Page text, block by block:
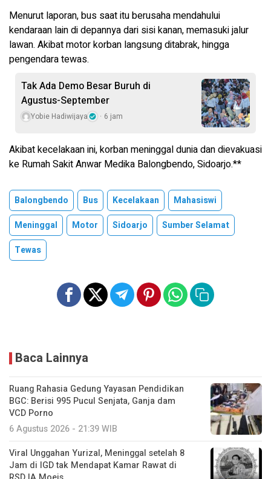
Menurut laporan, bus saat itu berusaha mendahului
kendaraan lain di depannya dari sisi kanan, memasuki jalur
lawan. Akibat motor korban langsung ditabrak, hingga
pengendara tewas.
Tak Ada Demo Besar Buruh di
Agustus-September
Yobie Hadiwijaya 6 jam
Akibat kecelakaan ini, korban meninggal dunia dan dievakuasi
ke Rumah Sakit Anwar Medika Balongbendo, Sidoarjo.**
Balongbendo Bus Kecelakaan
Mahasiswi
Meninggal
Motor Sidoarjo
Sumber Selamat
Tewas
Baca Lainnya
Ruang Rahasia Gedung Yayasan Pendidikan
BGC: Berisi 995 Pucul Senjata, Ganja dam
VCD Porno
6 Agustus 2026 - 21:39 WIB
Viral Unggahan Yurizal, Meninggal setelah 8
Jam di IGD tak Mendapat Kamar Rawat di